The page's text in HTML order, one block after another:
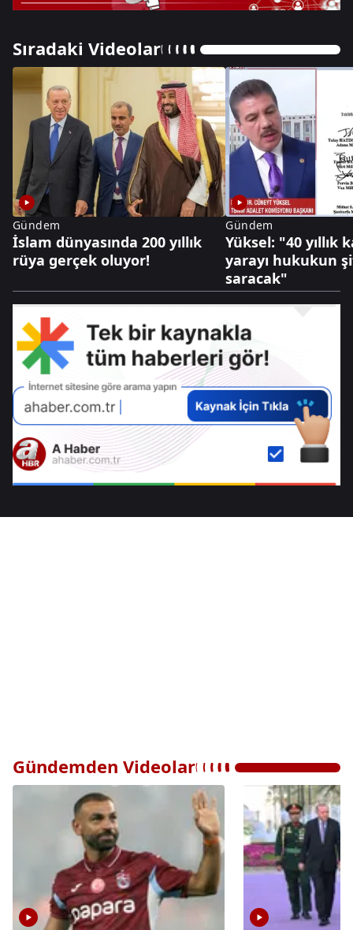
Sıradaki Videolar
Gündem
İslam dünyasında 200 yıllık
rüya gerçek oluyor!
Gündem
Yüksel: "40 yıllık
yarayı hukukun
saracak"
Gündemden Videolar